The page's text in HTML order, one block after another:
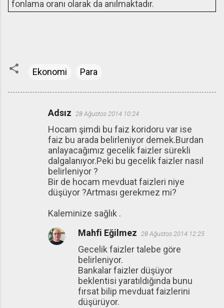
fonlama oranı olarak da anılmaktadır.
Ekonomi Para
Adsız 28 Ağustos 2014 10:24
Hocam şimdi bu faiz koridoru var ise
faiz bu arada belirleniyor demek.Burdan
anlayacağımız gecelik faizler sürekli
dalgalanıyor.Peki bu gecelik faizler nasıl
belirleniyor ?
Bir de hocam mevduat faizleri niye
düşüyor ?Artması gerekmez mi?
Kaleminize sağlık .
Mahfi Eğilmez 28 Ağustos 2014 12:25
Gecelik faizler talebe göre
belirleniyor.
Bankalar faizler düşüyor
beklentisi yaratıldığında bunu
fırsat bilip mevduat faizlerini
düşürüyor.